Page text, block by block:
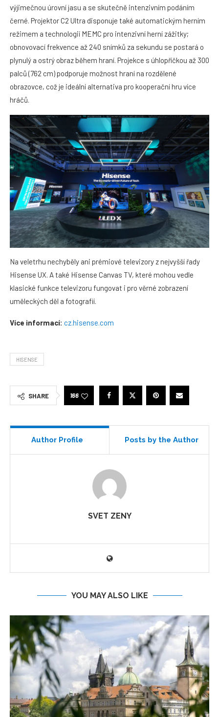
výjimečnou úrovní jasu a se skutečně intenzivním podáním
černé. Projektor C2 Ultra disponuje také automatickým herním
režimem a technologií MEMC pro intenzivní herní zážitky;
obnovovací frekvence až 240 snímků za sekundu se postará o
plynulý a ostrý obraz během hraní. Projekce s úhlopříčkou až 300
palců (762 cm) podporuje možnost hraní na rozdělené
obrazovce, což je ideální alternativa pro kooperační hru více
hráčů.
Na veletrhu nechyběly ani prémiové televizory z nejvyšší řady
Hisense UX. A také Hisense Canvas TV, které mohou vedle
klasické funkce televizoru fungovat i pro věrné zobrazení
uměleckých děl a fotografií.
Více informací: cz.hisense.com
HISENSE
SHARE 166
Author Profile Posts by the Author
SVET ZENY
YOU MAY ALSO LIKE